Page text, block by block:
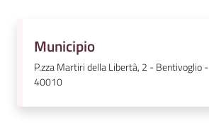
Municipio
P.zza Martiri della Libertà, 2 - Bentivoglio -
40010